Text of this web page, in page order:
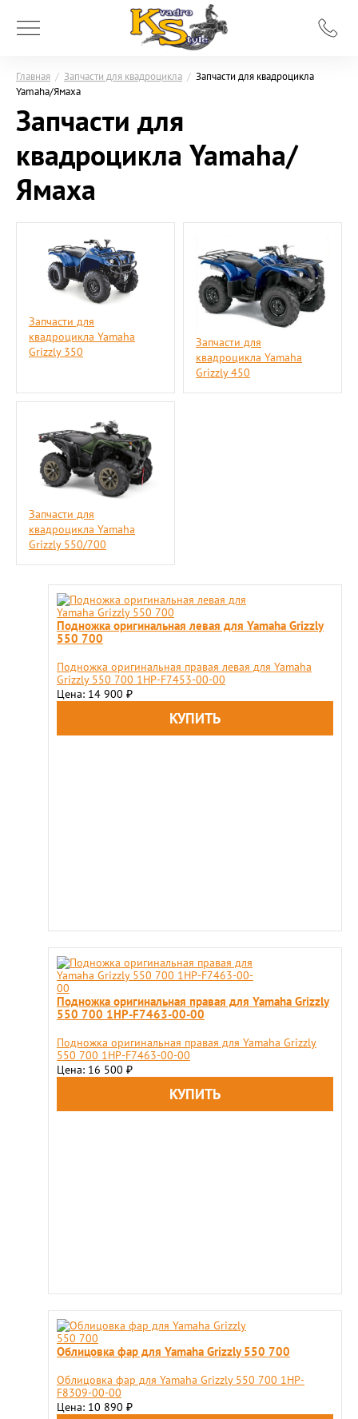
Главная / Запчасти для квадроцикла / Запчасти для квадроцикла
Yamaha/Ямаха
Запчасти для
квадроцикла Yamaha/
Ямаха
Запчасти для
квадроцикла Yamaha
Grizzly 350
Запчасти для
квадроцикла Yamaha
Grizzly 450
Запчасти для
квадроцикла Yamaha
Grizzly 550/700
Подножка оригинальная левая для Yamaha Grizzly
550 700
Подножка оригинальная правая левая для Yamaha
Grizzly 550 700 1HP-F7453-00-00
Цена: 14 900 ₽
Подножка оригинальная правая для Yamaha Grizzly
550 700 1HP-F7463-00-00
Подножка оригинальная правая для Yamaha Grizzly
550 700 1HP-F7463-00-00
Цена: 16 500 ₽
Облицовка фар для Yamaha Grizzly 550 700
Облицовка фар для Yamaha Grizzly 550 700 1HP-
F8309-00-00
Цена: 10 890 ₽